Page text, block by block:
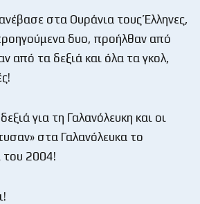
στα Ουράνια τους Έλληνες,
δυο, προήλθαν από
από τα δεξιά και όλα τα γκολ,
για τη Γαλανόλευκη και οι
στα Γαλανόλευκα το
του 2004!